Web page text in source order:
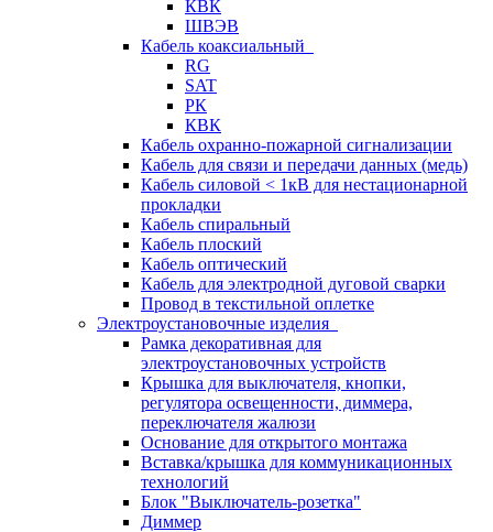
КВК
ШВЭВ
Кабель коаксиальный
RG
SAT
РК
КВК
Кабель охранно-пожарной сигнализации
Кабель для связи и передачи данных (медь)
Кабель силовой < 1кВ для нестационарной
прокладки
Кабель спиральный
Кабель плоский
Кабель оптический
Кабель для электродной дуговой сварки
Провод в текстильной оплетке
Электроустановочные изделия
Рамка декоративная для
электроустановочных устройств
Крышка для выключателя, кнопки,
регулятора освещенности, диммера,
переключателя жалюзи
Основание для открытого монтажа
Вставка/крышка для коммуникационных
технологий
Блок "Выключатель-розетка"
Диммер